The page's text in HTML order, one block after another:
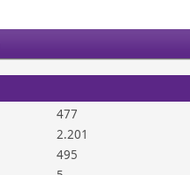
477
2.201
495